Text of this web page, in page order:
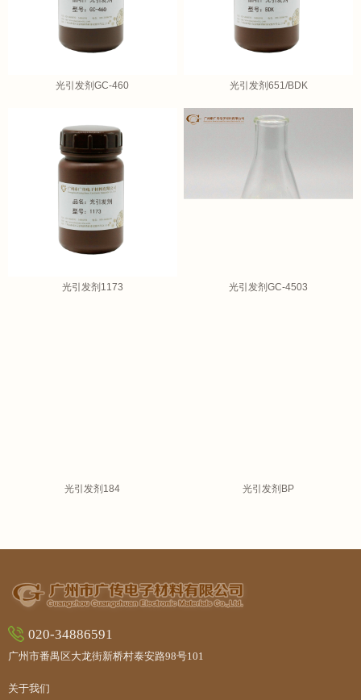
光引发剂GC-460 光引发剂651/BDK
光引发剂1173 光引发剂GC-4503
光引发剂184 光引发剂BP
关于我们
020-34886591
广州市番禺区大龙街新桥村泰安路98号101